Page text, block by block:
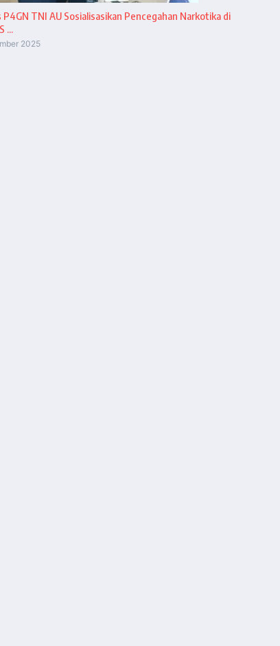
P4GN TNI AU Sosialisasikan Pencegahan Narkotika di
...
2025